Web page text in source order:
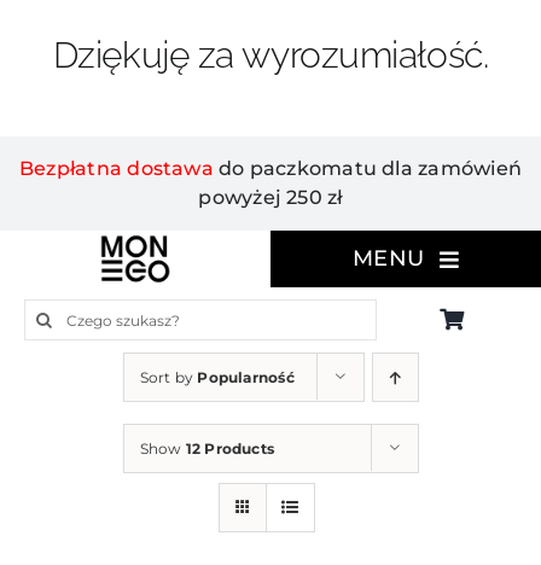
Dziękuję za wyrozumiałość.
Bezpłatna dostawa do paczkomatu dla zamówień
powyżej 250 zł
MENU
Szukaj
Sort by Popularność
Show 12 Products